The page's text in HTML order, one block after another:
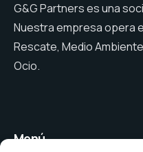
G&G Partners es una
Nuestra empresa opera
Rescate, Medio
Ocio.
Menú